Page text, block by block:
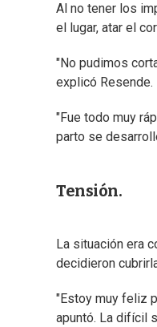
Al no tener los
el lugar, atar el
"No pudimos
explicó Resende.
"Fue todo muy
parto se
Tensión.
La situación era
decidieron
"Estoy muy feliz
apuntó. La difícil